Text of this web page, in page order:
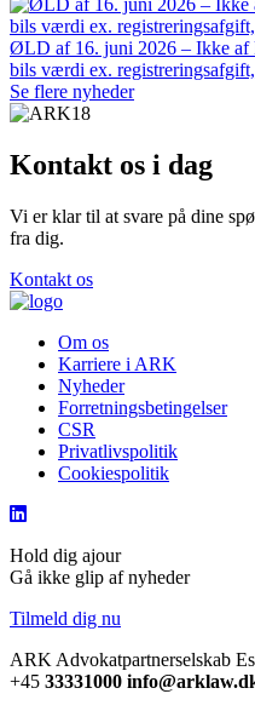
ØLD af 16. juni 2026 – Ikke af
bils værdi ex.
Se flere nyheder
Kontakt os i dag
Vi er klar til at svare på dine
fra dig.
Kontakt os
Om os
Karriere i ARK
Nyheder
Forretningsbetingelser
CSR
Privatlivspolitik
Cookiespolitik
Hold dig ajour
Gå ikke glip af nyheder
Tilmeld dig nu
ARK Advokatpartnerselskab
+45 33331000